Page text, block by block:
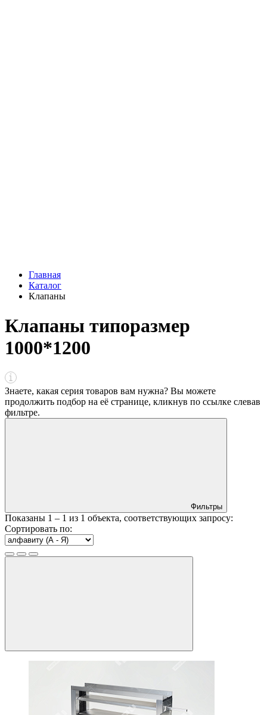
Главная
Каталог
Клапаны
Клапаны типоразмер
1000*1200
Знаете, какая серия товаров вам нужна? Вы можете
продолжить подбор на её странице, кликнув по ссылке слевав
фильтре.
Фильтры
Показаны 1 – 1 из 1 объекта, соответствующих запросу:
Сортировать по: